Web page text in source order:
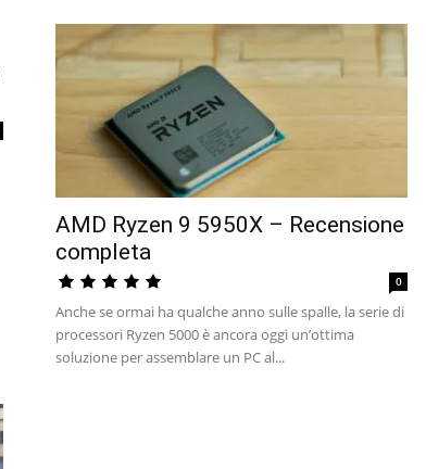
AMD Ryzen 9 5950X – Recensione
completa
0
Anche se ormai ha qualche anno sulle spalle, la serie di
processori Ryzen 5000 è ancora oggi un’ottima
soluzione per assemblare un PC al...